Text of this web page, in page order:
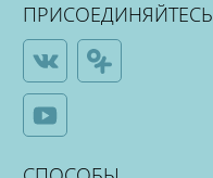
ПРИСОЕДИНЯЙТЕСЬ